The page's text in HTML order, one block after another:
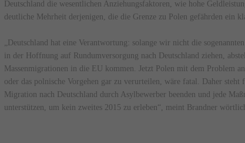
Deutschland die wesentlichen Anziehungsfaktoren, wie hohe
deutliche Mehrheit derjenigen, die die Grenze zu Polen gefährden ein
„Deutschland hat eine Verantwortung: solange wir nicht die
in der Hoffnung auf Rundumversorgung nach Deutschland ziehen,
Massenmigrationen in die EU kommen. Jetzt Polen mit dem Problem
oder das polnische Vorgehen gar zu verurteilen, wäre fatal. Daher steht
Migration nach Deutschland durch Asylbewerber beenden und jede
unterstützen, um kein zweites 2015 zu erleben“, meint Brandner